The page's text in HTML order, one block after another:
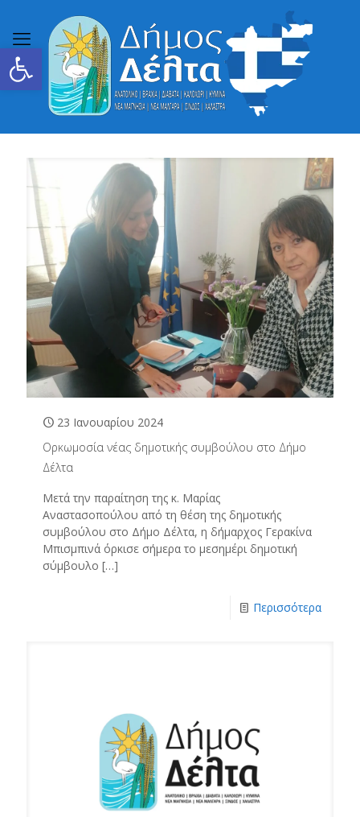
Ανοίξτε τη γραμμή εργαλείων
23 Ιανουαρίου 2024
Ορκωμοσία νέας δημοτικής συμβούλου στο Δήμο
Δέλτα
Μετά την παραίτηση της κ. Μαρίας
Αναστασοπούλου από τη θέση της δημοτικής
συμβούλου στο Δήμο Δέλτα, η δήμαρχος Γερακίνα
Μπισμπινά όρκισε σήμερα το μεσημέρι δημοτική
σύμβουλο […]
Περισσότερα